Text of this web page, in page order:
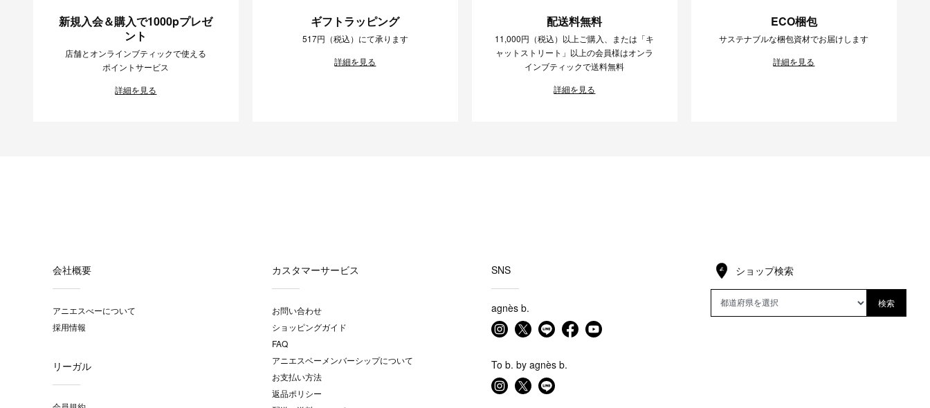
新規入会＆購入で1000pプレゼ
ント
店舗とオンラインブティックで使える
ポイントサービス
詳細を見る
ギフトラッピング
517円（税込）にて承ります
詳細を見る
配送料無料
11,000円（税込）以上ご購入、または「キ
ャットストリート」以上の会員様はオンラ
インブティックで送料無料
詳細を見る
ECO梱包
サステナブルな梱包資材でお届けします
詳細を見る
会社概要
アニエスべーについて
採用情報
リーガル
カスタマーサービス
お問い合わせ
ショッピングガイド
FAQ
アニエスベーメンバーシップについて
お支払い方法
返品ポリシー
SNS
agnès b.
To b. by agnès b.
ショップ検索
検索